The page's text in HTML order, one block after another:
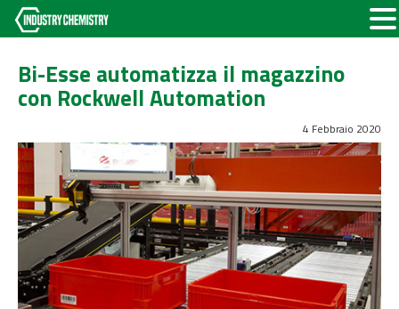
Bi-Esse automatizza il magazzino
con Rockwell Automation
4 Febbraio 2020